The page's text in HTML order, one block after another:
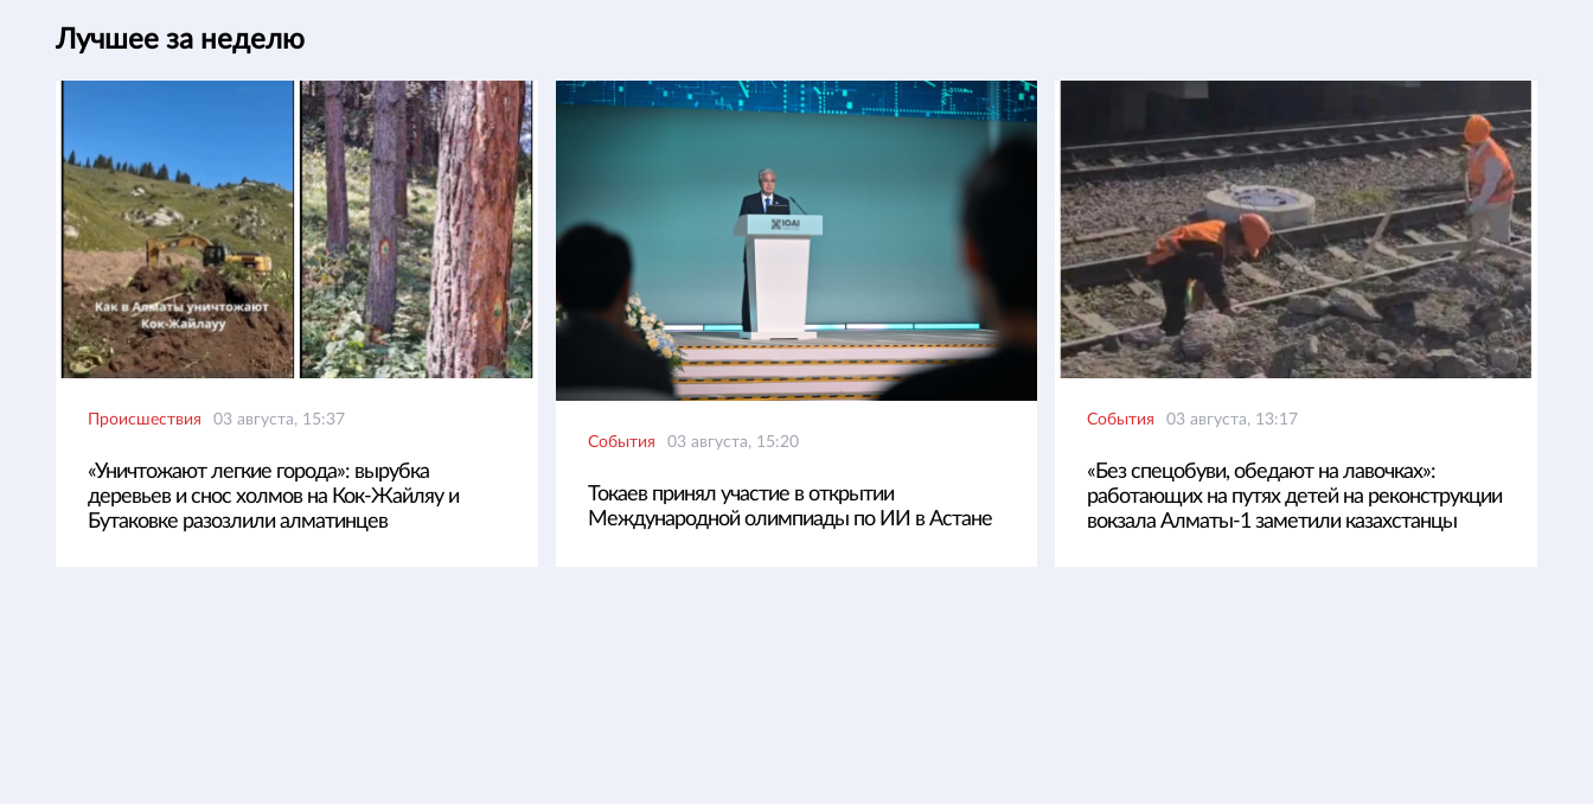
Лучшее за неделю
Происшествия 03 августа, 15:37
«Уничтожают легкие города»: вырубка
деревьев и снос холмов на Кок-Жайляу и
Бутаковке разозлили алматинцев
События 03 августа, 15:20
Токаев принял участие в открытии
Международной олимпиады по ИИ в Астане
События 03 августа, 13:17
«Без спецобуви, обедают на лавочках»:
работающих на путях детей на реконструкции
вокзала Алматы-1 заметили казахстанцы